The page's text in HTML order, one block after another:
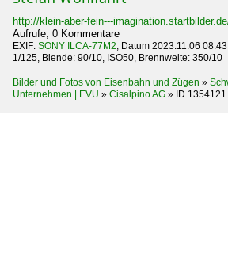
http://klein-aber-fein---
Aufrufe, 0 Kommentare
EXIF: SONY ILCA-77M2, Datum 2023:11:06
1/125, Blende: 90/10, ISO50, Brennweite: 350/10
Bilder und Fotos von Eisenbahn und Zügen »
Unternehmen | EVU » Cisalpino AG » ID 1354121